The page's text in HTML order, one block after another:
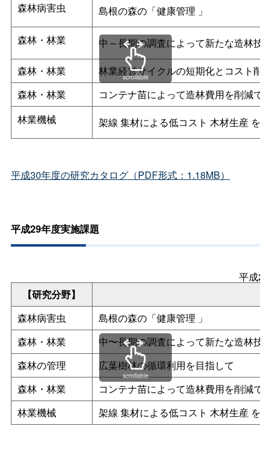
森林病害虫
島根の森の「健康管理 」
森林・林業
中～長期の調査によって新たな造林技
森林・林業
林業経営サイクルの短期化とコスト削
森林・林業
コンテナ苗によって造林費用を削減で
林業機械
架線 集材による低コスト 木材生産 を
scrollable
平成30年度の研究カタログ（PDF形式：1.18MB）
平成29年度実施課題
平成
【研究分野】
森林病害虫
島根の森の「健康管理 」
森林・林業
中〜長期の調査によって新たな造林技
森林の管理
広葉樹林の循環利用を目指して
森林・林業
コンテナ苗によって造林費用を削減で
林業機械
架線 集材による低コスト 木材生産 を
scrollable